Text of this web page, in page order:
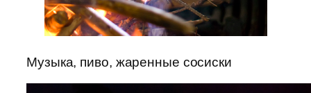
Музыка, пиво, жаренные сосиски